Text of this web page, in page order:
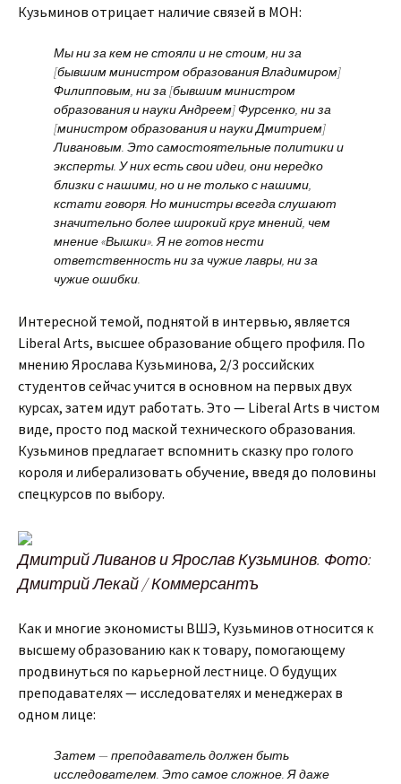
Кузьминов отрицает наличие связей в МОН:
Мы ни за кем не стояли и не стоим, ни за
[бывшим министром образования Владимиром]
Филипповым, ни за [бывшим министром
образования и науки Андреем] Фурсенко, ни за
[министром образования и науки Дмитрием]
Ливановым. Это самостоятельные политики и
эксперты. У них есть свои идеи, они нередко
близки с нашими, но и не только с нашими,
кстати говоря. Но министры всегда слушают
значительно более широкий круг мнений, чем
мнение «Вышки». Я не готов нести
ответственность ни за чужие лавры, ни за
чужие ошибки.
Интересной темой, поднятой в интервью, является
Liberal Arts, высшее образование общего профиля. По
мнению Ярослава Кузьминова, 2/3 российских
студентов сейчас учится в основном на первых двух
курсах, затем идут работать. Это — Liberal Arts в чистом
виде, просто под маской технического образования.
Кузьминов предлагает вспомнить сказку про голого
короля и либерализовать обучение, введя до половины
спецкурсов по выбору.
Дмитрий Ливанов и Ярослав Кузьминов. Фото:
Дмитрий Лекай / Коммерсантъ
Как и многие экономисты ВШЭ, Кузьминов относится к
высшему образованию как к товару, помогающему
продвинуться по карьерной лестнице. О будущих
преподавателях — исследователях и менеджерах в
одном лице:
Затем — преподаватель должен быть
исследователем. Это самое сложное. Я даже